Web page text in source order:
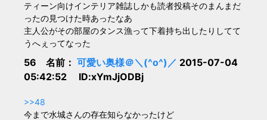
ティーン向けインテリア雑誌しかも読者投稿そのまんまだ
ったの見つけた時あったなあ
主人公がその部屋のタンス漁って下着持ち出したりしてて
うへぇってなった
56 名前： 可愛い奥様＠＼(^o^)／ 2015-07-04
05:42:52 ID:xYmJjODBj
>>48
今まで水城さんの存在知らなかったけど